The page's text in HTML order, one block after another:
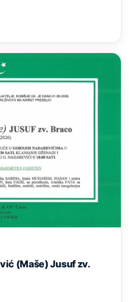
(Maše) Jusuf zv.